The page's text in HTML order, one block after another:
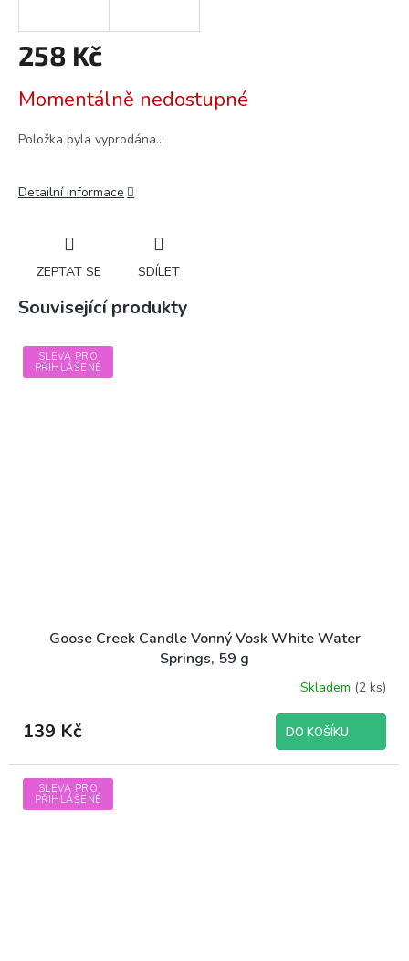
258 Kč
cena:
Momentálně nedostupné
Položka byla vyprodána…
Detailní informace
ZEPTAT SE SDÍLET
Související produkty
SLEVA PRO
PŘIHLÁŠENÉ
Goose Creek Candle Vonný Vosk White Water
Springs, 59 g
Skladem (2 ks)
139 Kč DO KOŠÍKU
SLEVA PRO
PŘIHLÁŠENÉ